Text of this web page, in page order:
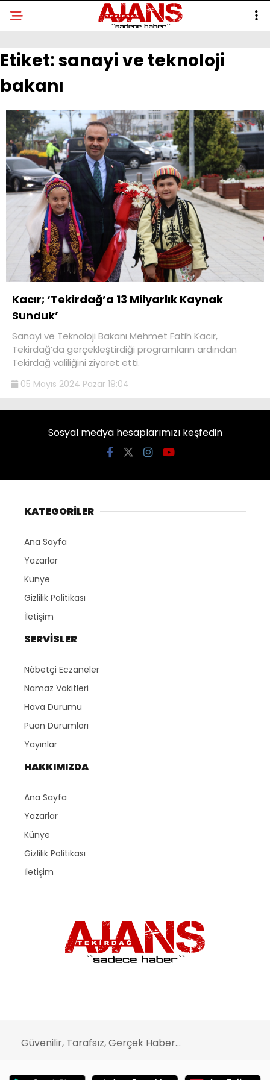
Etiket:sanayi ve teknoloji
bakanı
Kacır; ‘Tekirdağ’a 13 Milyarlık Kaynak
Sunduk’
Sanayi ve Teknoloji Bakanı Mehmet Fatih Kacır,
Tekirdağ’da gerçekleştirdiği programların ardından
Tekirdağ valiliğini ziyaret etti.
05 Mayıs 2024 Pazar 19:04
Sosyal medya hesaplarımızı keşfedin
KATEGORİLER
Ana Sayfa
Yazarlar
Künye
Gizlilik Politikası
İletişim
SERVİSLER
Nöbetçi Eczaneler
Namaz Vakitleri
Hava Durumu
Puan Durumları
Yayınlar
HAKKIMIZDA
Ana Sayfa
Yazarlar
Künye
Gizlilik Politikası
İletişim
Güvenilir, Tarafsız, Gerçek Haber...